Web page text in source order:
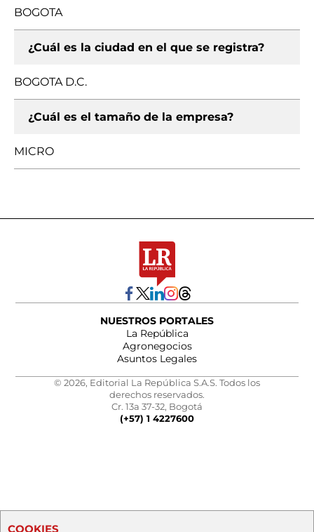
BOGOTA
¿Cuál es la ciudad en el que se registra?
BOGOTA D.C.
¿Cuál es el tamaño de la empresa?
MICRO
NUESTROS PORTALES
La República
Agronegocios
Asuntos Legales
© 2026, Editorial La República S.A.S. Todos los
derechos reservados.
Cr. 13a 37-32, Bogotá
(+57) 1 4227600
COOKIES